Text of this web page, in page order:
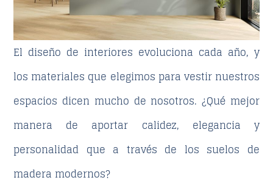
El diseño de interiores evoluciona cada año, y
los materiales que elegimos para vestir nuestros
espacios dicen mucho de nosotros. ¿Qué mejor
manera de aportar calidez, elegancia y
personalidad que a través de los suelos de
madera modernos?